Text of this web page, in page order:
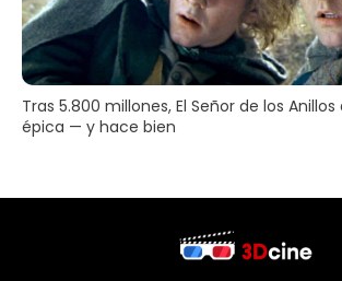
Tras 5.800 millones, El Señor de los
épica — y hace bien